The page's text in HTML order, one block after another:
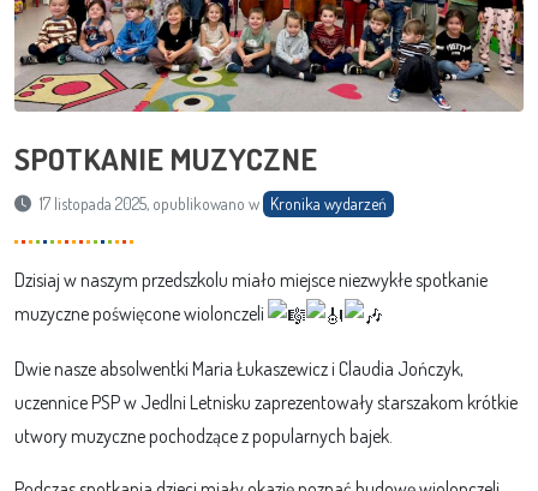
SPOTKANIE MUZYCZNE
17 listopada 2025, opublikowano w Kronika wydarzeń
Dzisiaj w naszym przedszkolu miało miejsce niezwykłe spotkanie
muzyczne poświęcone wiolonczeli
Dwie nasze absolwentki Maria Łukaszewicz i Claudia Jończyk,
uczennicePSP w Jedlni Letnisku zaprezentowały starszakom krótkie
utwory muzyczne pochodzące z popularnych bajek.